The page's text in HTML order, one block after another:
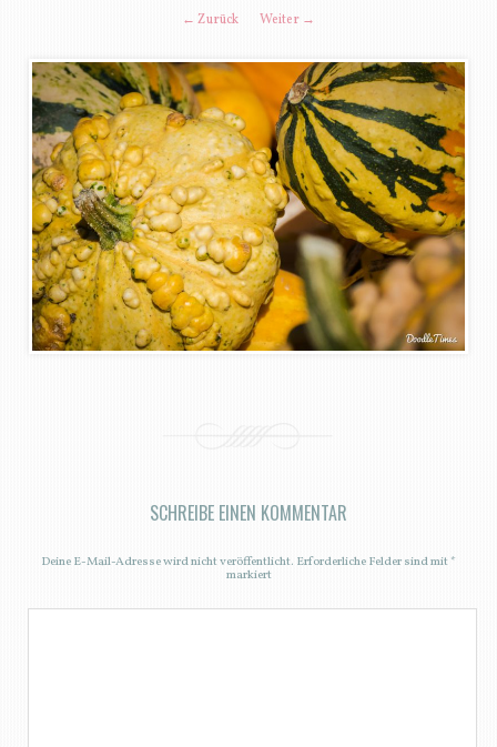
← Zurück Weiter →
SCHREIBE EINEN KOMMENTAR
Deine E-Mail-Adresse wird nicht veröffentlicht. Erforderliche Felder sind mit*
markiert